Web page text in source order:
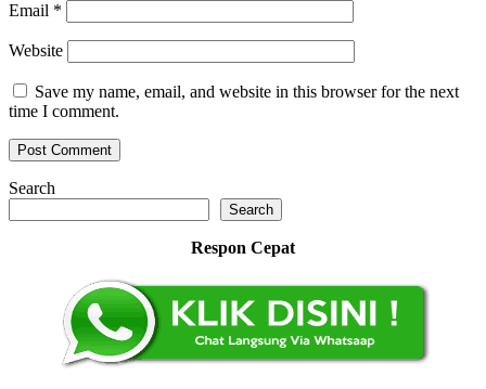
Email *
Website
Save my name, email, and website in this browser for the next
time I comment.
Search
Search
Respon Cepat